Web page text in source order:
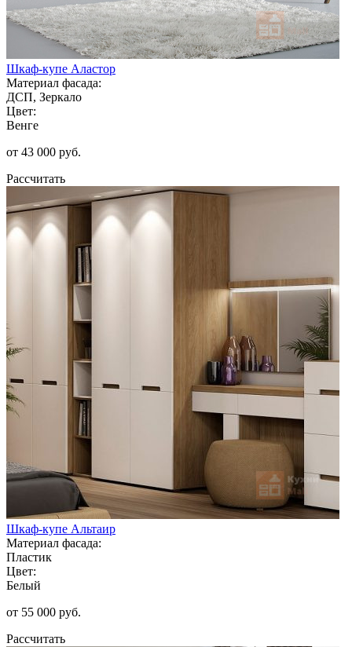
Шкаф-купе Аластор
Материал фасада:
ДСП, Зеркало
Цвет:
Венге
от 43 000 руб.
Рассчитать
Шкаф-купе Альтаир
Материал фасада:
Пластик
Цвет:
Белый
от 55 000 руб.
Рассчитать